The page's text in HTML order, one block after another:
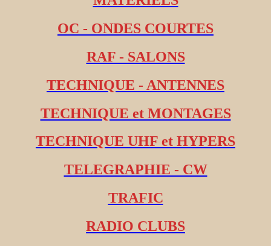
OC - ONDES COURTES
RAF - SALONS
TECHNIQUE - ANTENNES
TECHNIQUE et MONTAGES
TECHNIQUE UHF et HYPERS
TELEGRAPHIE - CW
TRAFIC
RADIO CLUBS